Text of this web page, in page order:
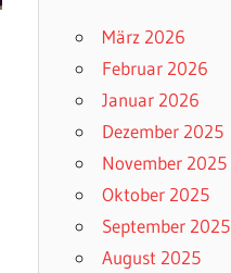
März 2026
Februar 2026
Januar 2026
Dezember 2025
November 2025
Oktober 2025
September 2025
August 2025